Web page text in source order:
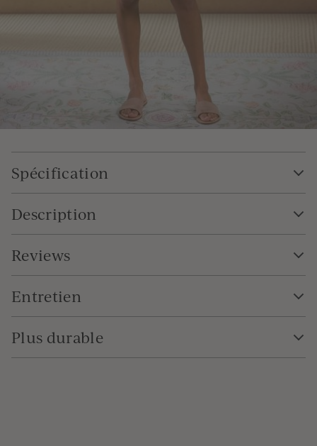
Spécification
Description
Reviews
Entretien
Plus durable